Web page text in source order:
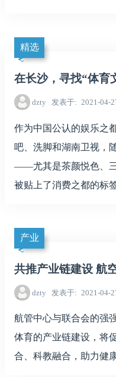
精选
在长沙，寻找“体育
dzty 发表于 2021-04-
作为中国公认的娱乐之
吧、洗脚和湖南卫视，
——尤其是茶颜悦色、
被贴上了消费之都的标签
产业
共推产业链建设 航
dzty 发表于 2021-04-
航管中心与联合会的强
体育的产业链建设，将
合、科教融合，助力健